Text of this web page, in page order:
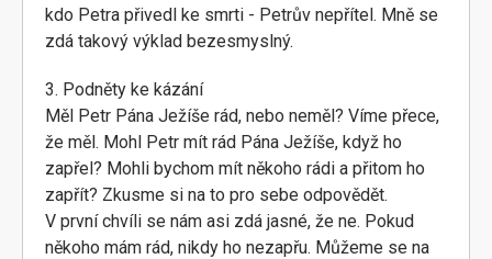
kdo Petra přivedl ke smrti - Petrův nepřítel. Mně se
zdá takový výklad bezesmyslný.
3. Podněty ke kázání
Měl Petr Pána Ježíše rád, nebo neměl? Víme přece,
že měl. Mohl Petr mít rád Pána Ježíše, když ho
zapřel? Mohli bychom mít někoho rádi a přitom ho
zapřít? Zkusme si na to pro sebe odpovědět.
V první chvíli se nám asi zdá jasné, že ne. Pokud
někoho mám rád, nikdy ho nezapřu. Můžeme se na